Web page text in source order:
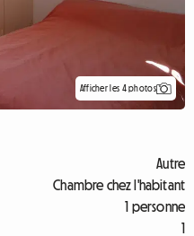
Afficher les 4 photos
Autre
Chambre chez l'habitant
1 personne
1